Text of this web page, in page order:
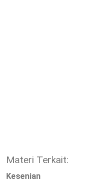
Materi Terkait:
Kesenian